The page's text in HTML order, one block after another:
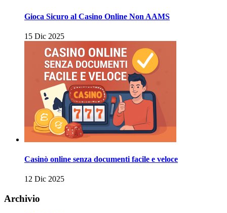
Gioca Sicuro al Casino Online Non AAMS
15 Dic 2025
Casinò online senza documenti facile e veloce
12 Dic 2025
Archivio